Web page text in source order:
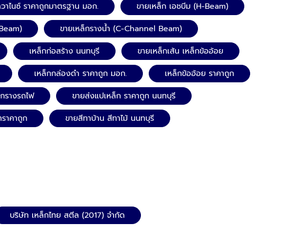
าไนซ์ ราคาถูกมาตรฐาน มอก.
ขายเหล็ก เอชบีม (H-Beam)
ขายเหล็กรางน้ำ (C-Channel Beam)
เหล็กก่อสร้าง นนทบุรี
ขายเหล็กเส้น เหล็กข้ออ้อย
เหล็กกล่องดำ ราคาถูก มอก.
เหล็กข้ออ้อย ราคาถูก
รางรถไฟ
ขายส่งแปเหล็ก ราคาถูก นนทบุรี
าคาถูก ขายสีทาบ้าน สีทาไม้ นนทบุรี
บริษัท เหล็กไทย สตีล (2017) จำกัด